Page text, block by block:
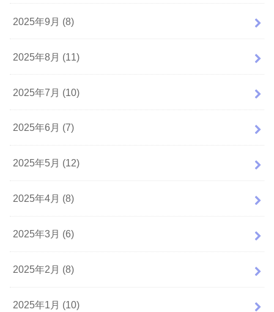
2025年9月 (8)
2025年8月 (11)
2025年7月 (10)
2025年6月 (7)
2025年5月 (12)
2025年4月 (8)
2025年3月 (6)
2025年2月 (8)
2025年1月 (10)